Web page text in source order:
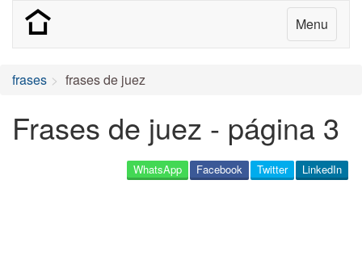
Menu
frases frases de juez
Frases de juez - página 3
LinkedIn
Twitter
Facebook
WhatsApp